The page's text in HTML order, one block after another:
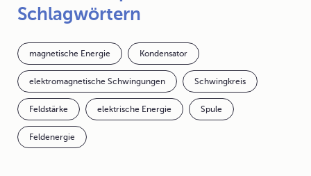
Schlagwörtern
magnetische Energie Kondensator
elektromagnetische Schwingungen Schwingkreis
Feldstärke elektrische Energie Spule
Feldenergie